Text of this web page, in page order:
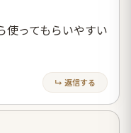
使ってもらいやすい
↳ 返信する